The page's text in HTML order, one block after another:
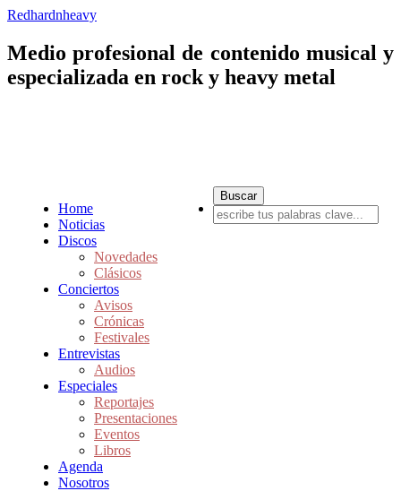
Redhardnheavy
Medio profesional de contenido musical y
especializada en rock y heavy metal
Home
Noticias
Discos
Novedades
Clásicos
Conciertos
Avisos
Crónicas
Festivales
Entrevistas
Audios
Especiales
Reportajes
Presentaciones
Eventos
Libros
Agenda
Nosotros